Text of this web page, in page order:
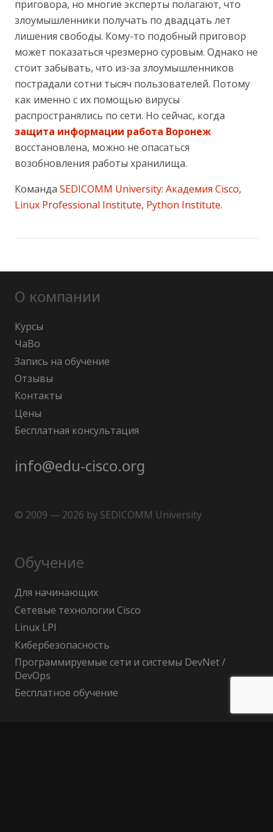
приговора, но многие эксперты полагают, что
злоумышленники получать по двадцать лет
лишения свободы. Кому-то подобный приговор
может показаться чрезмерно суровым. Однако не
стоит забывать, что из-за злоумышленников
пострадали сотни тысяч пользователей. Потому
как именно с их помощью вирусы
распространялись по сети. Но сейчас, когда
защита информации работа Воронеж
восстановлена, можно не опасаться
возобновления работы хранилища.
Команда SEDICOMM University: Академия Cisco,
Linux Professional Institute, Python Institute.
О компании
Курсы
ЧаВо
Запись на обучение
Отзывы
Контакты
Цены
Бесплатная консультация
info@edu-cisco.org
© 2009 — 2026 by SEDICOMM University
Обучение
Для начинающих
Сетевые технологии Cisco
Linux LPI
Кибербезопасность
Программируемые сети и системы DevNet /
DevOps
Бесплатное обучение